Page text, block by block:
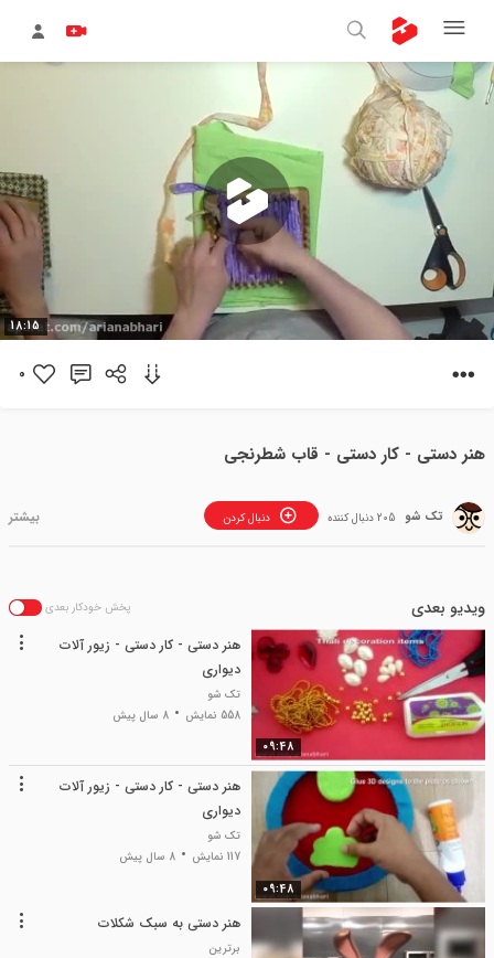
پخش
18:15
0
هنر دستی - کار دستی - قاب شطرنجی
تک شو دنبال کردن 205 دنبال کننده
ویدیو بعدی پخش خودکار بعدی
09:48
هنر دستی - کار دستی - زیور آلات
دیواری
تک شو
558 نمایش
8 سال پیش
09:48
هنر دستی - کار دستی - زیور آلات
دیواری
تک شو
117 نمایش
8 سال پیش
هنر دستی به سبک شکلات
برترین